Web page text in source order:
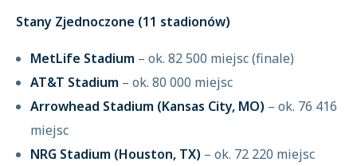
Stany Zjednoczone (11 stadionów)
MetLife Stadium – ok. 82 500 miejsc (finale)
AT&T Stadium – ok. 80 000 miejsc
Arrowhead Stadium (Kansas City, MO) – ok. 76 416
miejsc
NRG Stadium (Houston, TX) – ok. 72 220 miejsc